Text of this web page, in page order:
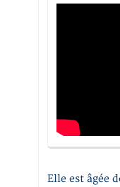
Elle est âgée